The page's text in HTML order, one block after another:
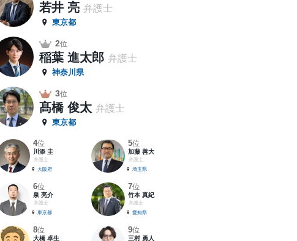
若井 亮 弁護士
東京都
2位
稲葉 進太郎 弁護士
神奈川県
3位
髙橋 俊太 弁護士
東京都
4位
川添 圭
弁護士
大阪府
5位
加藤 善大
弁護士
埼玉県
6位
泉 亮介
弁護士
東京都
7位
竹本 真紀
弁護士
愛知県
8位
大橋 卓生
9位
三村 勇人